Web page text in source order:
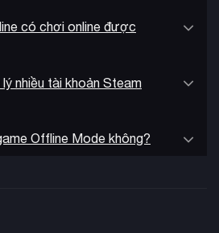
có chơi online được
nhiều tài khoản Steam
Offline Mode không?